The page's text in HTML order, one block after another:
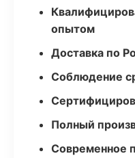
опытом
Доставка по
Соблюдение
Полный
Современное